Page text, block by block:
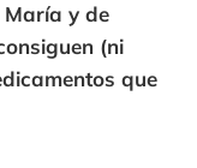
y de
(ni
que